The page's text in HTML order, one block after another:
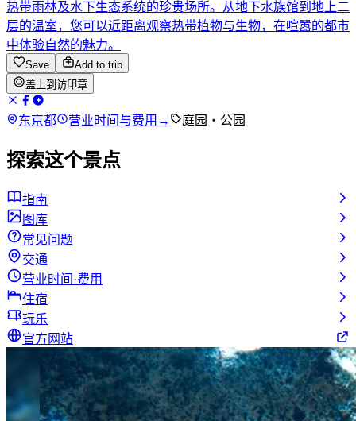
热带雨林及水下生态系统的珍贵场所。从地下水族馆到地上二
层的温室，您可以近距离观察热带植物与生物，在喧嚣的都市
中体验自然的魅力。
Save
Add to trip
盖上到访印章
东京都 营业时间与费用 → 庭园・公园
探索这个景点
指南
图库
常见问题
交通
营业时间·费用
住宿
玩乐
官方网站